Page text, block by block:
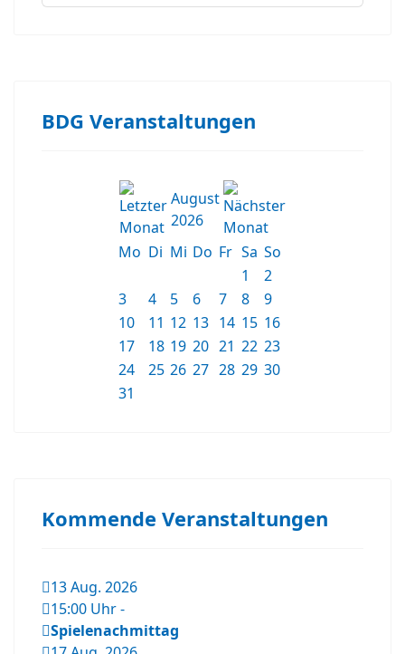
BDG Veranstaltungen
August
2026
Mo Di Mi Do Fr Sa So
1
2
3
4 5 6 7 8
9
10
11 12 13 14 15 16
17
18 19 20 21 22 23
24
25 26 27 28 29 30
31
Kommende Veranstaltungen
13 Aug. 2026
15:00 Uhr-
Spielenachmittag